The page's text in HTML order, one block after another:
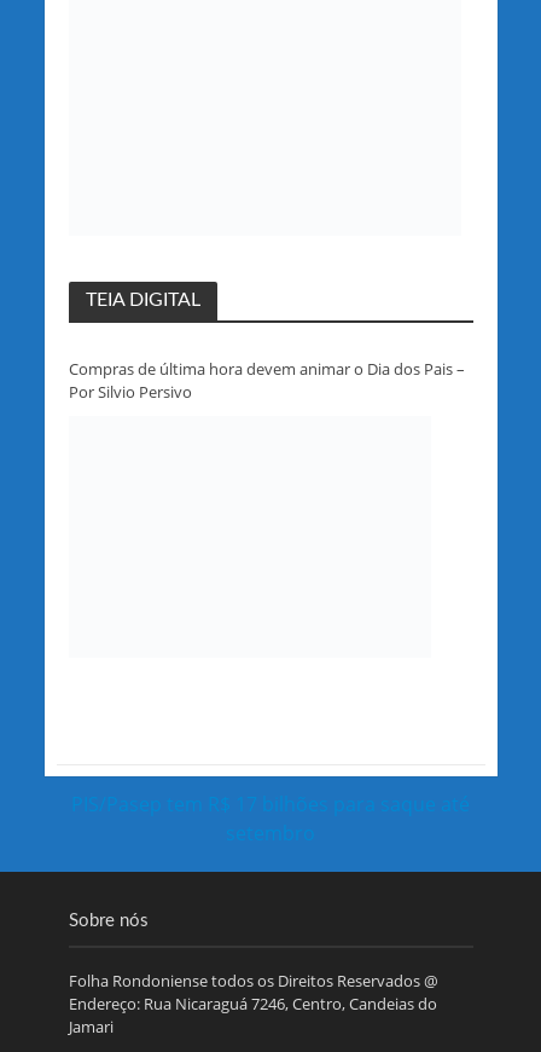
TEIA DIGITAL
Compras de última hora devem animar o Dia dos Pais –
Por Silvio Persivo
PIS/Pasep tem R$ 17 bilhões para saque até
setembro
Sobre nós
Folha Rondoniense todos os Direitos Reservados @
Endereço: Rua Nicaraguá 7246, Centro, Candeias do
Jamari